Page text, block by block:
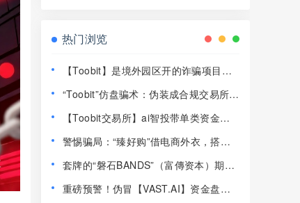
热门浏览
【Toobit】是境外园区开的诈骗项目，
“Toobit”仿盘骗术：伪装成合规交易所，
骗局！
【Toobit交易所】ai智投带单类资金盘
离！
警惕骗局：“臻好购”借电商外衣，搭建
套牌的“磐石BANDS”（富傳资本）期货
将崩盘跑路！
重磅预警！伪冒【VAST.AI】资金盘传